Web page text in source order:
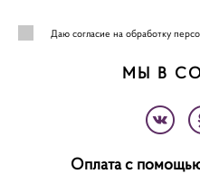
Даю согласие на обработку
МЫ В
Оплата с